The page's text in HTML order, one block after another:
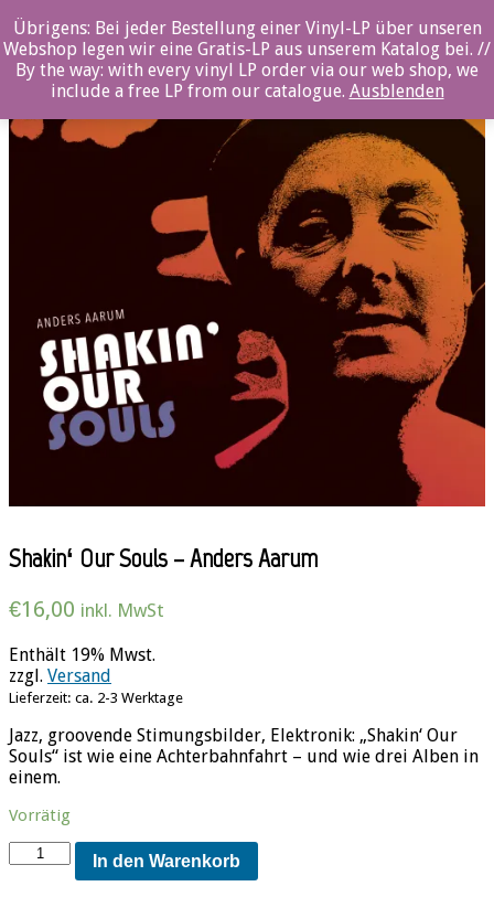
0%
Shakin‘ Our Souls – Anders Aarum
€16,00 inkl. MwSt
Enthält 19% Mwst.
zzgl. Versand
Lieferzeit: ca. 2-3 Werktage
Jazz, groovende Stimungsbilder, Elektronik: „Shakin‘ Our
Souls“ ist wie eine Achterbahnfahrt – und wie drei Alben in
einem.
Vorrätig
Shakin'
Our
In den Warenkorb
Übrigens: Bei jeder Bestellung einer Vinyl-LP über unseren
Webshop legen wir eine Gratis-LP aus unserem Katalog bei. //
By the way: with every vinyl LP order via our web shop, we
include a free LP from our catalogue. Ausblenden